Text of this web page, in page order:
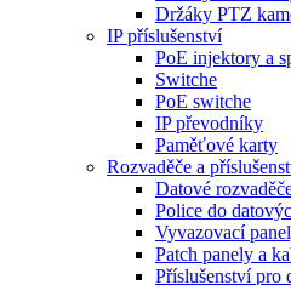
Držáky PTZ
IP příslušenství
PoE injektory a
Switche
PoE switche
IP převodníky
Paměťové karty
Rozvaděče a
Datové
Police do
Vyvazovací
Patch panely a
Příslušenství pro